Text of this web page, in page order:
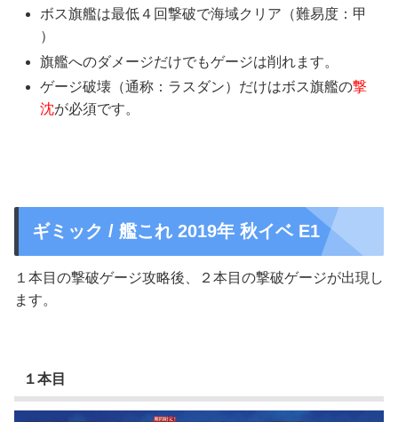
ボス旗艦は最低４回撃破で海域クリア（難易度：甲
）
旗艦へのダメージだけでもゲージは削れます。
ゲージ破壊（通称：ラスダン）だけはボス旗艦の撃
沈が必須です。
ギミック / 艦これ 2019年 秋イベ E1
１本目の撃破ゲージ攻略後、２本目の撃破ゲージが出現し
ます。
１本目